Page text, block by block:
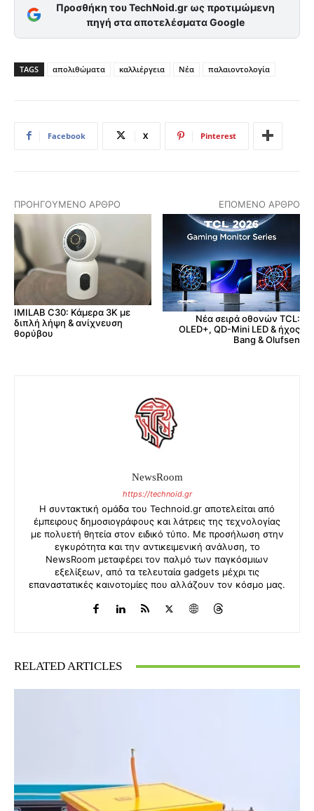
Προσθήκη του TechNoid.gr ως προτιμώμενη
πηγή στα αποτελέσματα Google
TAGS απολιθώματα καλλιέργεια Νέα παλαιοντολογία
Facebook X Pinterest
ΠΡΟΗΓΟΎΜΕΝΟ ΆΡΘΡΟ
IMILAB C30: Κάμερα 3K με
διπλή λήψη & ανίχνευση
θορύβου
ΕΠΌΜΕΝΟ ΆΡΘΡΟ
Νέα σειρά οθονών TCL:
OLED+, QD-Mini LED & ήχος
Bang & Olufsen
NewsRoom
https://technoid.gr
Η συντακτική ομάδα του Technoid.gr αποτελείται από
έμπειρους δημοσιογράφους και λάτρεις της τεχνολογίας
με πολυετή θητεία στον ειδικό τύπο. Με προσήλωση στην
εγκυρότητα και την αντικειμενική ανάλυση, το
NewsRoom μεταφέρει τον παλμό των παγκόσμιων
εξελίξεων, από τα τελευταία gadgets μέχρι τις
επαναστατικές καινοτομίες που αλλάζουν τον κόσμο μας.
RELATED ARTICLES